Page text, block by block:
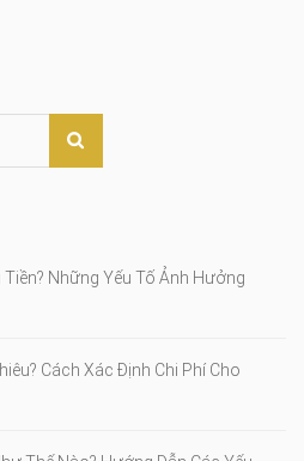
Những Yếu Tố Ảnh Hưởng
Cách Xác Định Chi Phí Cho